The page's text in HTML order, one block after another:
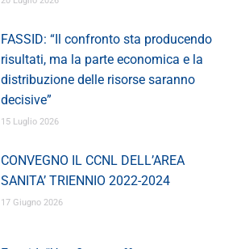
FASSID: “Il confronto sta producendo
risultati, ma la parte economica e la
distribuzione delle risorse saranno
decisive”
15 Luglio 2026
CONVEGNO IL CCNL DELL’AREA
SANITA’ TRIENNIO 2022-2024
17 Giugno 2026